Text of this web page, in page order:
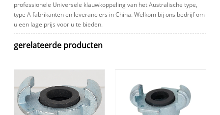
professionele Universele klauwkoppeling van het Australische type,
type A fabrikanten en leveranciers in China. Welkom bij ons bedrijf om
u een lage prijs voor u te bieden.
gerelateerde producten